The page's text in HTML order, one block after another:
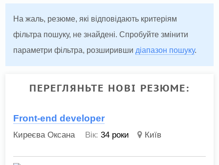
На жаль, резюме, які відповідають критеріям
фільтра пошуку, не знайдені. Спробуйте змінити
параметри фільтра, розширивши діапазон пошуку.
ПЕРЕГЛЯНЬТЕ НОВІ РЕЗЮМЕ:
Front-end developer
Киреєва Оксана Вік: 34 роки Київ